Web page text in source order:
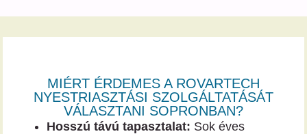
MIÉRT ÉRDEMES A ROVARTECH
NYESTRIASZTÁSI SZOLGÁLTATÁSÁT
VÁLASZTANI SOPRONBAN?
Hosszú távú tapasztalat: Sok éves